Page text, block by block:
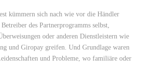
kümmern sich nach wie vor die Händler
des Partnerprogramms selbst,
oder anderen Dienstleistern wie
und Giropay greifen. Und Grundlage waren
und Probleme, wo familiäre oder